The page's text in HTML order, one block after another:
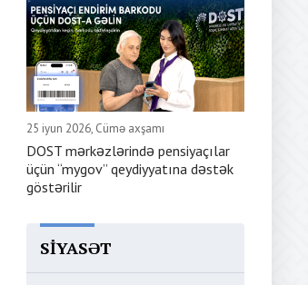
25 iyun 2026, Cümə axşamı
DOST mərkəzlərində pensiyaçılar
üçün “mygov” qeydiyyatına dəstək
göstərilir
SIYASƏT